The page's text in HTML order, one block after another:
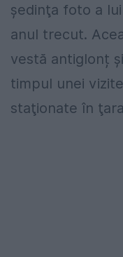
şedinţa foto a
anul trecut.
vestă antiglonț
timpul unei
staţionate în